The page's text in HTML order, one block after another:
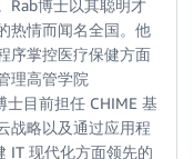
Rab博士以其聪明才
热情而闻名全国。他
序掌控医疗保健方面
理高管学院
士目前担任 CHIME 基
战略以及通过应用程
IT 现代化方面领先的